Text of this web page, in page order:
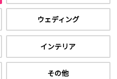
ウェディング
インテリア
その他